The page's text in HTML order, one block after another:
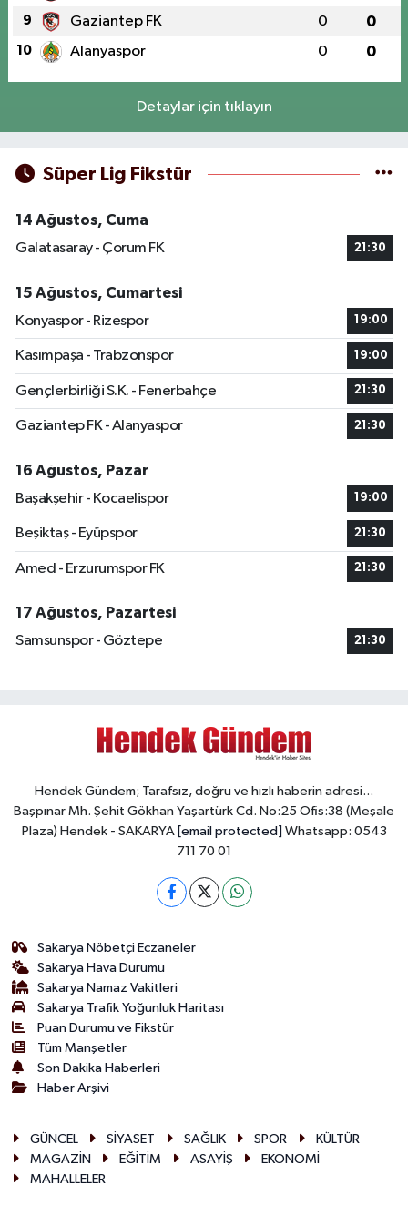
9 Gaziantep FK 0 0
10 Alanyaspor 0 0
Detaylar için tıklayın
Süper Lig Fikstür
14 Ağustos, Cuma
Galatasaray - Çorum FK
21:30
15 Ağustos, Cumartesi
Konyaspor - Rizespor
19:00
Kasımpaşa - Trabzonspor 19:00
Gençlerbirliği S.K. - Fenerbahçe 21:30
Gaziantep FK - Alanyaspor 21:30
16 Ağustos, Pazar
Başakşehir - Kocaelispor
19:00
Beşiktaş - Eyüpspor 21:30
Amed - Erzurumspor FK 21:30
17 Ağustos, Pazartesi
Samsunspor - Göztepe
21:30
Hendek Gündem; Tarafsız, doğru ve hızlı haberin adresi...
Başpınar Mh. Şehit Gökhan Yaşartürk Cd. No:25 Ofis:38 (Meşale
Plaza) Hendek - SAKARYA [email protected] Whatsapp: 0543
711 70 01
Sakarya Nöbetçi Eczaneler
Sakarya Hava Durumu
Sakarya Namaz Vakitleri
Sakarya Trafik Yoğunluk Haritası
Puan Durumu ve Fikstür
Tüm Manşetler
Son Dakika Haberleri
Haber Arşivi
GÜNCEL SİYASET SAĞLIK SPOR
KÜLTÜR
MAGAZİN
EĞİTİM ASAYİŞ
EKONOMİ
MAHALLELER